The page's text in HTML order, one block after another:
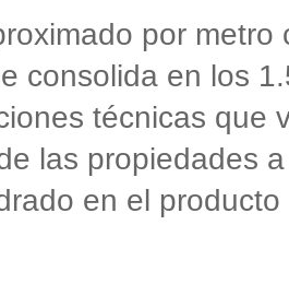
por
consolida en los
técnicas que
las propiedades
en el